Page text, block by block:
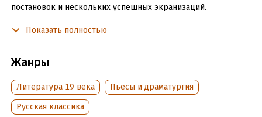
постановок и нескольких успешных экранизаций.
Пьеса описывает, как на стыке эпох происходит перемена
семьи. Только вышедшая замуж за безвольного,
слабохарактерного человека Катерина вынуждена бороться
с собственными чувствами и мыслями, терпеть тяжелый
характер новых родственников и одновременно открывать
Показать полностью
Жанры
Литература 19 века
Пьесы и драматургия
Русская классика